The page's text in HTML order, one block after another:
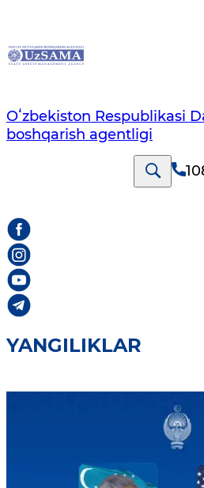
Oʻzbekiston Respublikasi
boshqarish agentligi
YANGILIKLAR